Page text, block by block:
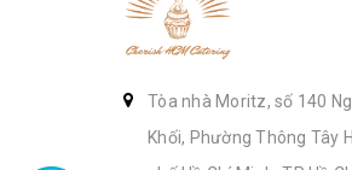
Tòa nhà Moritz, số 140
Khối, Phường Thông Tây